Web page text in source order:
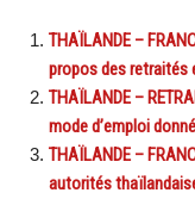
THAÏLANDE –
propos des retraités
THAÏLANDE –
mode d’emploi
THAÏLANDE –
autorités